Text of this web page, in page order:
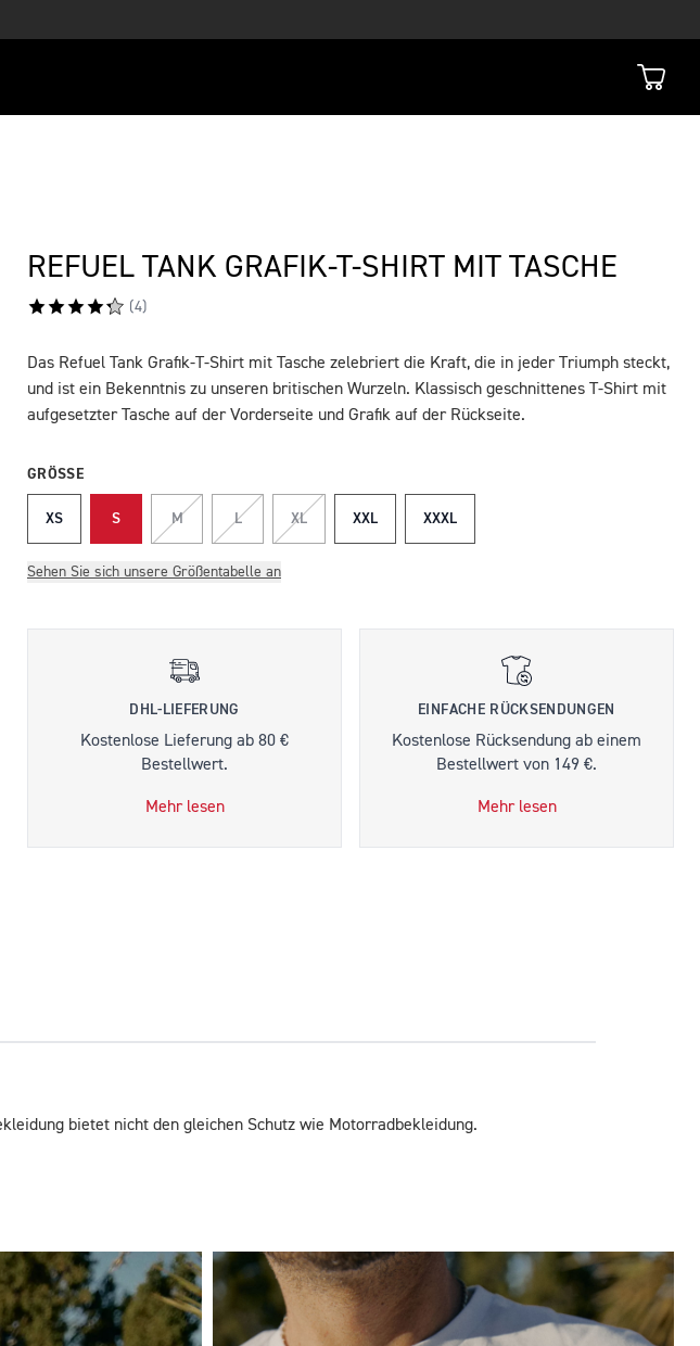
REFUEL TANK GRAFIK-T-SHIRT MIT TASCHE
(4)
BESCHREIBUNG
Das Refuel Tank Grafik-T-Shirt mit Tasche zelebriert die Kraft, die in jeder Triumph steckt,
und ist ein Bekenntnis zu unseren britischen Wurzeln. Klassisch geschnittenes T-Shirt mit
aufgesetzter Tasche auf der Vorderseite und Grafik auf der Rückseite.
GRÖSSE
XS S M L XL XXL XXXL
Sehen Sie sich unsere Größentabelle an
DHL-LIEFERUNG
Kostenlose Lieferung ab 80 €
Bestellwert.
Mehr lesen
EINFACHE RÜCKSENDUNGEN
Kostenlose Rücksendung ab einem
Bestellwert von 149 €.
Mehr lesen
bietet nicht den gleichen Schutz wie Motorradbekleidung.